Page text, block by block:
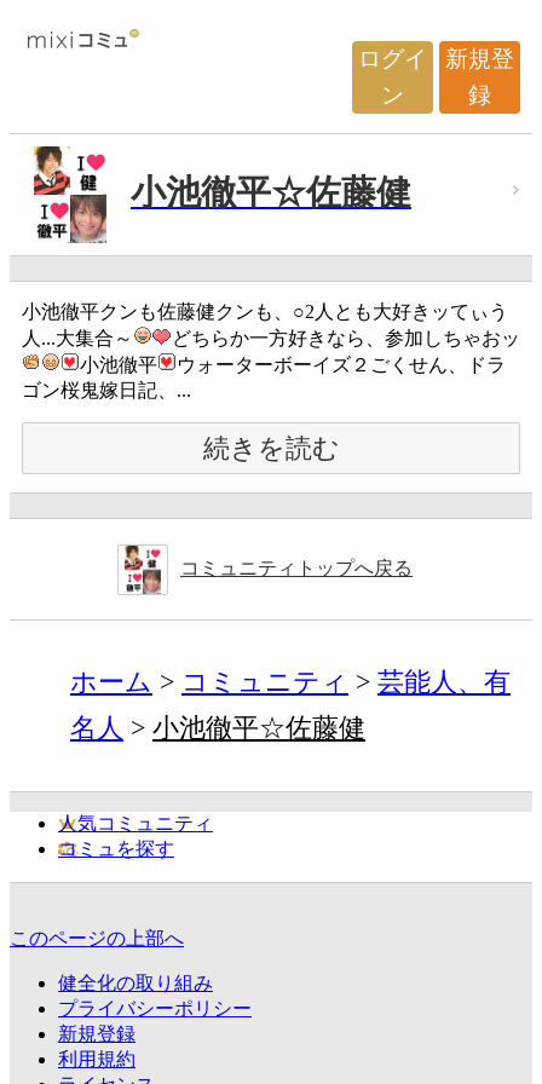
ログイ
ン
新規登
録
小池徹平☆佐藤健
小池徹平クンも佐藤健クンも、○2人とも大好きッてぃう
人...大集合～
どちらか一方好きなら、参加しちゃおッ
小池徹平
ウォーターボーイズ２ごくせん、ドラ
ゴン桜鬼嫁日記、...
続きを読む
コミュニティトップへ戻る
ホーム コミュニティ
芸能人、有
名人
小池徹平☆佐藤健
人気コミュニティ
コミュを探す
このページの上部へ
健全化の取り組み
プライバシーポリシー
新規登録
利用規約